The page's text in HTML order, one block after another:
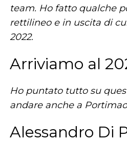
team. Ho fatto qualche
rettilineo e in uscita di
2022.
Arriviamo al
Ho puntato tutto su
andare anche a
Alessandro Di